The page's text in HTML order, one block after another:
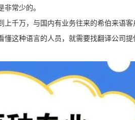
常少的。
上千万，与国内有业务往来的希伯来语
这种语言的人员，就需要找翻译公司